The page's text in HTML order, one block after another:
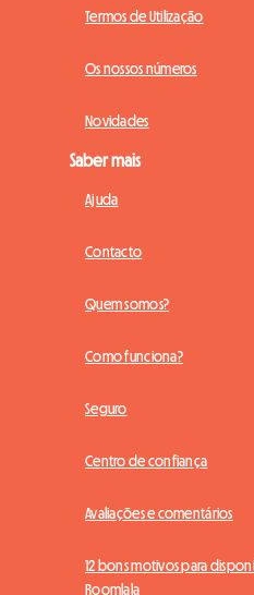
Termos de Utilização
Os nossos números
Novidades
Saber mais
Ajuda
Contacto
Quem somos?
Como funciona?
Seguro
Centro de confiança
Avaliações e comentários
12 bons motivos para
Roomlala